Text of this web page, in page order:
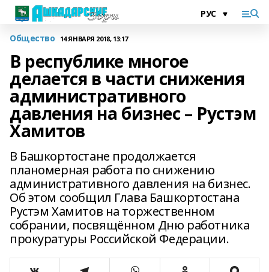
Общество 14 ЯНВАРЯ 2018, 13:17
В республике многое
делается в части снижения
административного
давления на бизнес – Рустэм
Хамитов
В Башкортостане продолжается
планомерная работа по снижению
административного давления на бизнес.
Об этом сообщил Глава Башкортостана
Рустэм Хамитов на торжественном
собрании, посвящённом Дню работника
прокуратуры Российской Федерации.